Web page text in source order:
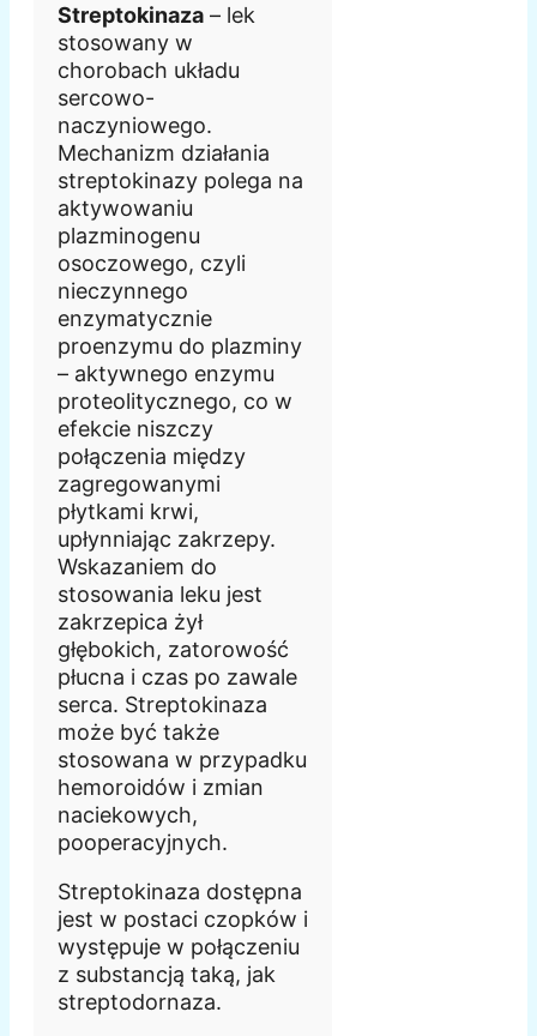
Streptokinaza – lek
stosowany w
chorobach układu
sercowo-
naczyniowego.
Mechanizm działania
streptokinazy polega na
aktywowaniu
plazminogenu
osoczowego, czyli
nieczynnego
enzymatycznie
proenzymu do plazminy
– aktywnego enzymu
proteolitycznego, co w
efekcie niszczy
połączenia między
zagregowanymi
płytkami krwi,
upłynniając zakrzepy.
Wskazaniem do
stosowania leku jest
zakrzepica żył
głębokich, zatorowość
płucna i czas po zawale
serca. Streptokinaza
może być także
stosowana w przypadku
hemoroidów i zmian
naciekowych,
pooperacyjnych.
Streptokinaza dostępna
jest w postaci czopków i
występuje w połączeniu
z substancją taką, jak
streptodornaza.